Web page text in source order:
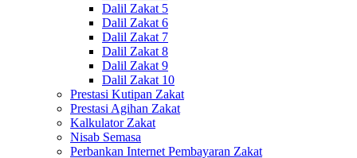
Dalil Zakat 5
Dalil Zakat 6
Dalil Zakat 7
Dalil Zakat 8
Dalil Zakat 9
Dalil Zakat 10
Prestasi Kutipan Zakat
Prestasi Agihan Zakat
Kalkulator Zakat
Nisab Semasa
Perbankan Internet Pembayaran Zakat